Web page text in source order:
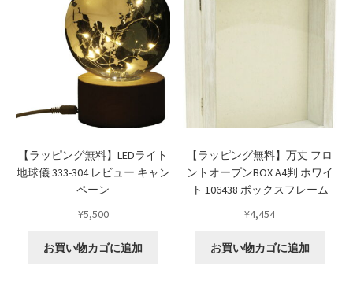
【ラッピング無料】LEDライト
地球儀 333-304 レビュー キャン
ペーン
¥5,500
お買い物カゴに追加
【ラッピング無料】万丈 フロ
ントオープンBOX A4判 ホワイ
ト 106438 ボックスフレーム
¥4,454
お買い物カゴに追加